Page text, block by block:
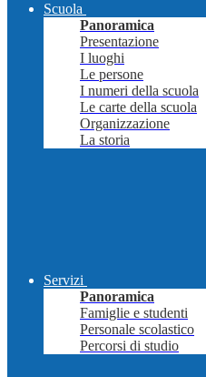
Scuola
Panoramica
Presentazione
I luoghi
Le persone
I numeri della scuola
Le carte della scuola
Organizzazione
La storia
Servizi
Panoramica
Famiglie e studenti
Personale scolastico
Percorsi di studio